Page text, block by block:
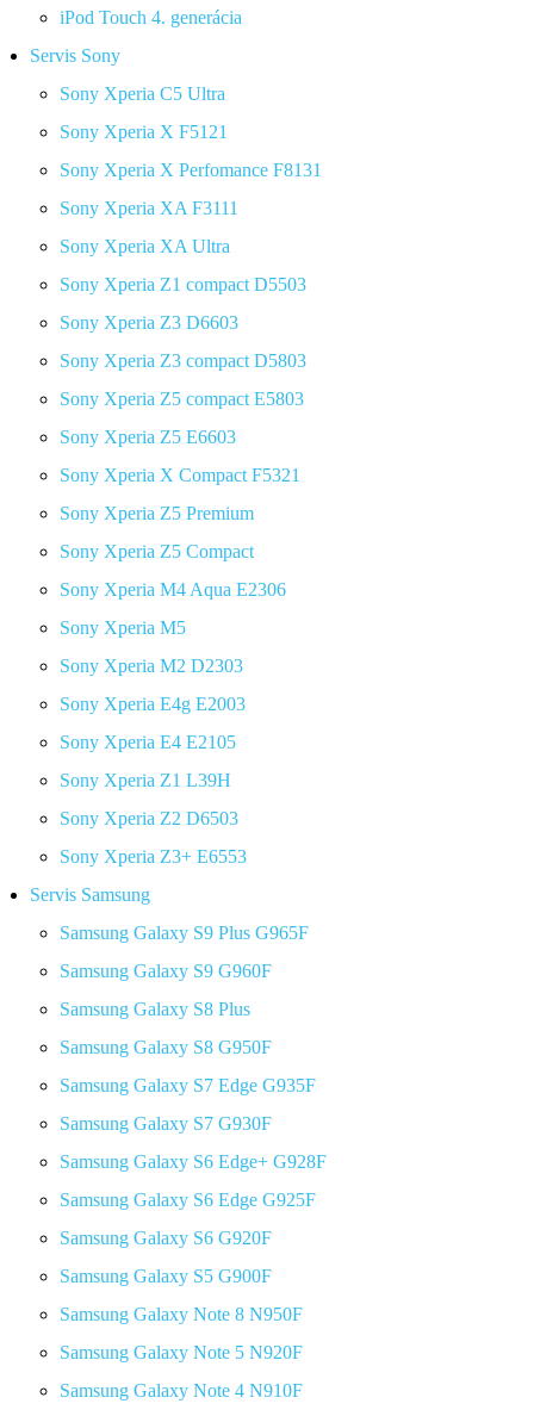
iPod Touch 4. generácia
Servis Sony
Sony Xperia C5 Ultra
Sony Xperia X F5121
Sony Xperia X Perfomance F8131
Sony Xperia XA F3111
Sony Xperia XA Ultra
Sony Xperia Z1 compact D5503
Sony Xperia Z3 D6603
Sony Xperia Z3 compact D5803
Sony Xperia Z5 compact E5803
Sony Xperia Z5 E6603
Sony Xperia X Compact F5321
Sony Xperia Z5 Premium
Sony Xperia Z5 Compact
Sony Xperia M4 Aqua E2306
Sony Xperia M5
Sony Xperia M2 D2303
Sony Xperia E4g E2003
Sony Xperia E4 E2105
Sony Xperia Z1 L39H
Sony Xperia Z2 D6503
Sony Xperia Z3+ E6553
Servis Samsung
Samsung Galaxy S9 Plus G965F
Samsung Galaxy S9 G960F
Samsung Galaxy S8 Plus
Samsung Galaxy S8 G950F
Samsung Galaxy S7 Edge G935F
Samsung Galaxy S7 G930F
Samsung Galaxy S6 Edge+ G928F
Samsung Galaxy S6 Edge G925F
Samsung Galaxy S6 G920F
Samsung Galaxy S5 G900F
Samsung Galaxy Note 8 N950F
Samsung Galaxy Note 5 N920F
Samsung Galaxy Note 4 N910F